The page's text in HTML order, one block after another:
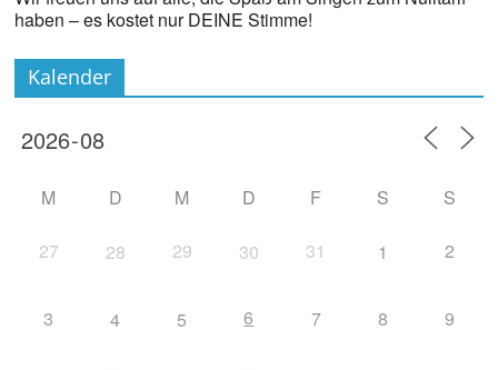
haben – es kostet nur DEINE Stimme!
Kalender
M D M D F S S
27 28 29 30 31 1 2
3 4 5 6 7 8 9